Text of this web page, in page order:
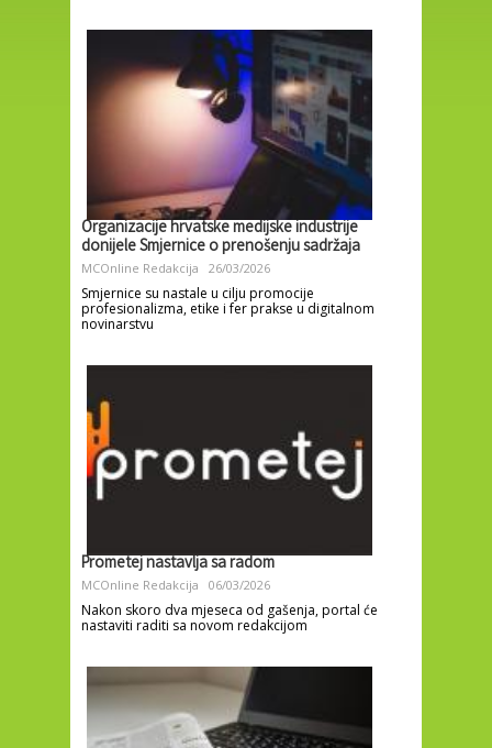
Organizacije hrvatske medijske industrije
donijele Smjernice o prenošenju sadržaja
MCOnline Redakcija 26/03/2026
Smjernice su nastale u cilju promocije
profesionalizma, etike i fer prakse u digitalnom
novinarstvu
Prometej nastavlja sa radom
MCOnline Redakcija 06/03/2026
Nakon skoro dva mjeseca od gašenja, portal će
nastaviti raditi sa novom redakcijom